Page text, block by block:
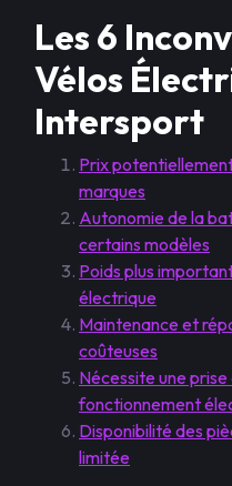
Les 6
Vélos
Intersport
Prix
marques
Autonomie de la
certains modèles
Poids plus
électrique
Maintenance et
coûteuses
Nécessite une prise
fonctionnement
Disponibilité des
limitée